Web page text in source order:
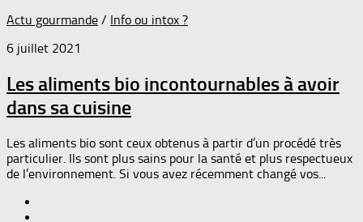
Actu gourmande / Info ou intox ?
6 juillet 2021
Les aliments bio incontournables à avoir
dans sa cuisine
Les aliments bio sont ceux obtenus à partir d’un procédé très
particulier. Ils sont plus sains pour la santé et plus respectueux
de l’environnement. Si vous avez récemment changé vos...